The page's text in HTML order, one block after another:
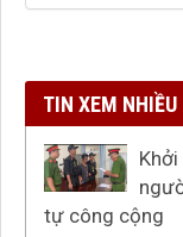
TIN XEM NHIỀU
tự công cộng